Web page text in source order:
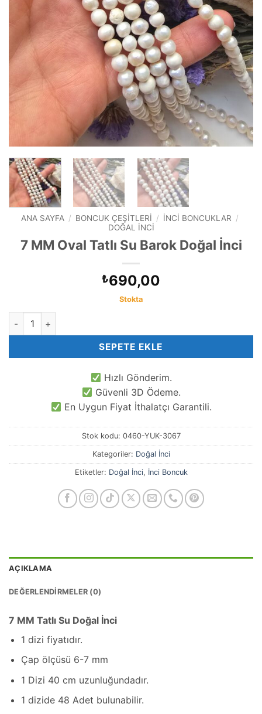
ANA SAYFA / BONCUK ÇEŞITLERI / İNCI BONCUKLAR /
DOĞAL İNCI
7 MM Oval Tatlı Su Barok Doğal İnci
₺690,00
Stokta
7 MM Oval Tatlı Su Barok Doğal İnci adet
SEPETE EKLE
Hızlı Gönderim.
Güvenli 3D Ödeme.
En Uygun Fiyat İthalatçı Garantili.
Stok kodu: 0460-YUK-3067
Kategoriler: Doğal İnci
Etiketler: Doğal İnci, İnci Boncuk
AÇIKLAMA
DEĞERLENDIRMELER (0)
7 MM Tatlı Su Doğal İnci
1 dizi fiyatıdır.
Çap ölçüsü 6-7 mm
1 Dizi 40 cm uzunluğundadır.
1 dizide 48 Adet bulunabilir.